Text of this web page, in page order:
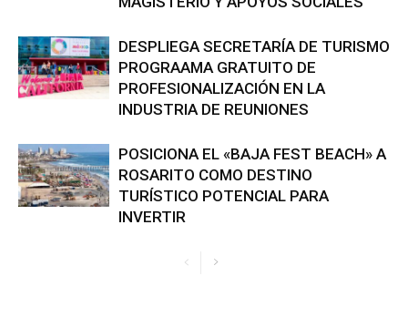
DESPLIEGA SECRETARÍA DE TURISMO
PROGRAAMA GRATUITO DE
PROFESIONALIZACIÓN EN LA
INDUSTRIA DE REUNIONES
POSICIONA EL «BAJA FEST BEACH» A
ROSARITO COMO DESTINO
TURÍSTICO POTENCIAL PARA
INVERTIR